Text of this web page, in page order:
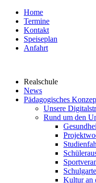
Home
Termine
Kontakt
Speiseplan
Anfahrt
Realschule
News
Pädagogisches
Unsere
Rund um den
Kultur an